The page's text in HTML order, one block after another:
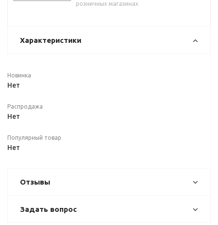
розничных магазинах
Характеристики
Новинка
Нет
Распродажа
Нет
Популярный товар
Нет
Отзывы
Задать вопрос